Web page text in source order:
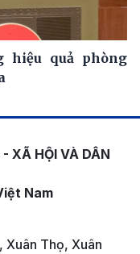
hiệu quả phòng
XÃ HỘI VÀ DÂN
Nam
Xuân Thọ, Xuân